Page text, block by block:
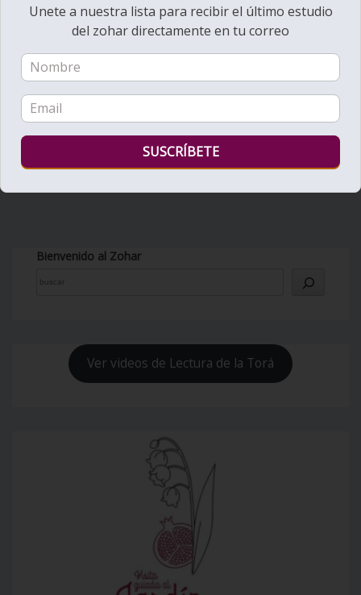
Bienvenido al Zohar
Ver videos de Lectura de la Torá
Unete a nuestra lista para recibir el último estudio
del zohar directamente en tu correo